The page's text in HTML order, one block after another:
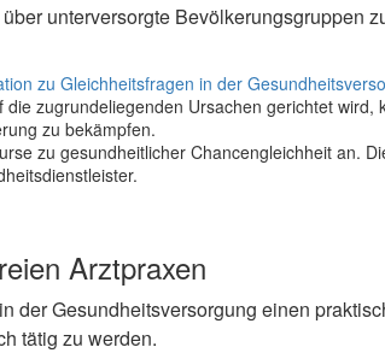
unterversorgte Bevölkerungsgruppen
zu Gleichheitsfragen in der
zugrundeliegenden Ursachen gerichtet
zu bekämpfen.
zu gesundheitlicher Chancengleichheit an.
Arztpraxen
der Gesundheitsversorgung einen
tätig zu werden.